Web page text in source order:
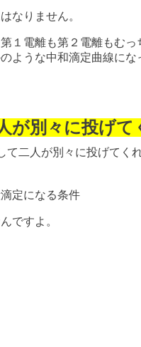
なりません。
１電離も第２電離もむっ
ような中和滴定曲線にな
が別々に投げて
て二人が別々に投げてく
ですよ。